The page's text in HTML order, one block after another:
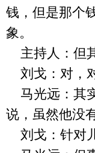
钱，但是那个
象。
主持人：但
刘戈：对，
马光远：其
说，虽然他没
刘戈：针对